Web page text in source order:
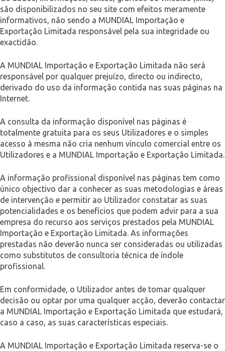
são disponibilizados no seu site com efeitos meramente
informativos, não sendo a MUNDIAL Importação e
Exportação Limitada responsável pela sua integridade ou
exactidão.
A MUNDIAL Importação e Exportação Limitada não será
responsável por qualquer prejuízo, directo ou indirecto,
derivado do uso da informação contida nas suas páginas na
Internet.
A consulta da informação disponível nas páginas é
totalmente gratuita para os seus Utilizadores e o simples
acesso à mesma não cria nenhum vínculo comercial entre os
Utilizadores e a MUNDIAL Importação e Exportação Limitada.
A informação profissional disponível nas páginas tem como
único objectivo dar a conhecer as suas metodologias e áreas
de intervenção e permitir ao Utilizador constatar as suas
potencialidades e os benefícios que podem advir para a sua
empresa do recurso aos serviços prestados pela MUNDIAL
Importação e Exportação Limitada. As informações
prestadas não deverão nunca ser consideradas ou utilizadas
como substitutos de consultoria técnica de índole
profissional.
Em conformidade, o Utilizador antes de tomar qualquer
decisão ou optar por uma qualquer acção, deverão contactar
a MUNDIAL Importação e Exportação Limitada que estudará,
caso a caso, as suas características especiais.
A MUNDIAL Importação e Exportação Limitada reserva-se o